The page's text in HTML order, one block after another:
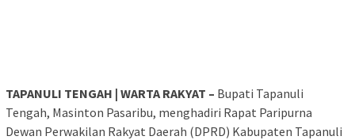
TAPANULI TENGAH | WARTA RAKYAT – Bupati Tapanuli
Tengah, Masinton Pasaribu, menghadiri Rapat Paripurna
Dewan Perwakilan Rakyat Daerah (DPRD) Kabupaten Tapanuli